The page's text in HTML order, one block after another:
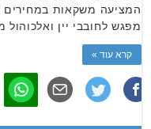
המציעה משקאות במחירים
מפגש לחובבי יין ואלכוהול
קרא עוד »